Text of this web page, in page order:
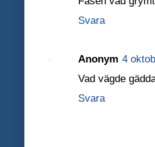
Svara
Anonym 4
Vad vägde
Svara